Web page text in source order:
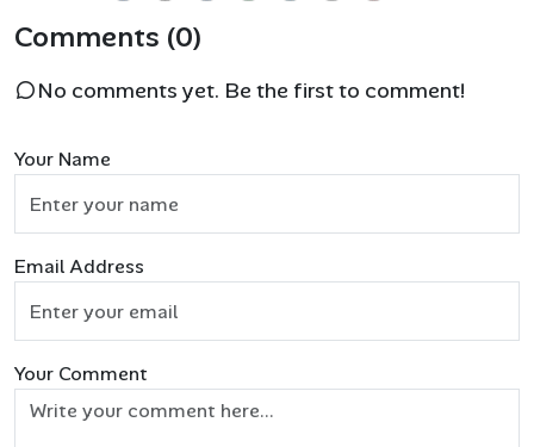
Comments (0)
No comments yet. Be the first to comment!
Your Name
Email Address
Your Comment